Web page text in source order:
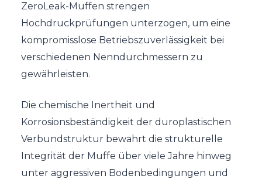
ZeroLeak-Muffen strengen
Hochdruckprüfungen unterzogen, um eine
kompromisslose Betriebszuverlässigkeit bei
verschiedenen Nenndurchmessern zu
gewährleisten.
Die chemische Inertheit und
Korrosionsbeständigkeit der duroplastischen
Verbundstruktur bewahrt die strukturelle
Integrität der Muffe über viele Jahre hinweg
unter aggressiven Bodenbedingungen und